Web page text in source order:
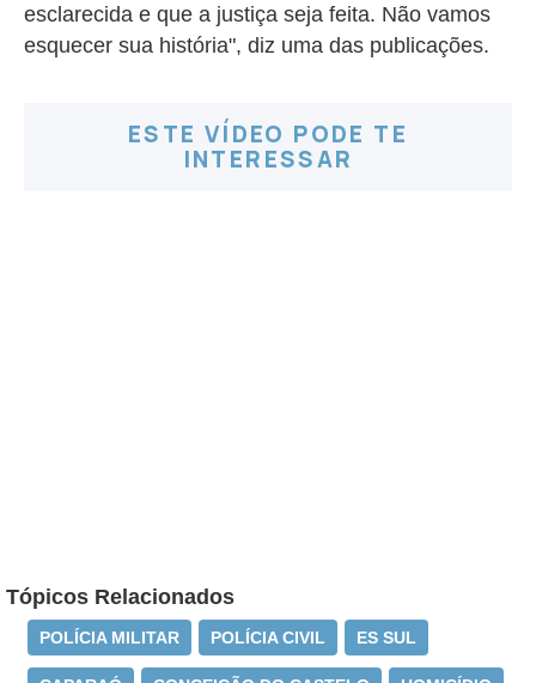
esclarecida e que a justiça seja feita. Não vamos
esquecer sua história", diz uma das publicações.
ESTE VÍDEO PODE TE
INTERESSAR
Tópicos Relacionados
POLÍCIA MILITAR POLÍCIA CIVIL ES SUL